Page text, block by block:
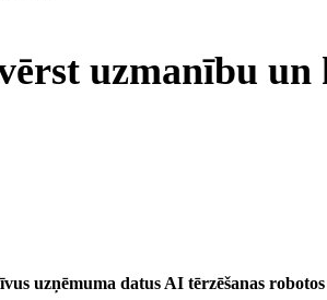
uzmanību
uzņēmuma datus AI tērzēšanas robotos